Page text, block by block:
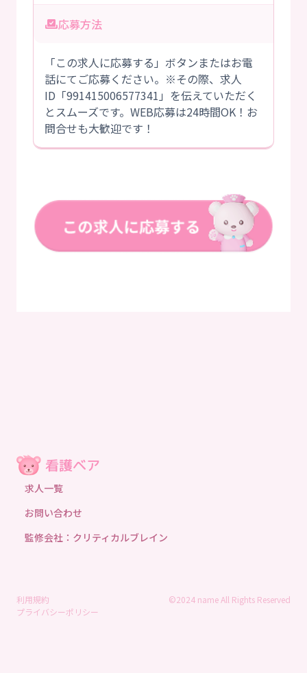
応募方法
「この求人に応募する」ボタンまたはお電
話にてご応募ください。※その際、求人
ID「991415006577341」を伝えていただく
とスムーズです。WEB応募は24時間OK！お
問合せも大歓迎です！
求人一覧
お問い合わせ
監修会社：クリティカルブレイン
利用規約
プライバシーポリシー
©2024 name All Rights Reserved